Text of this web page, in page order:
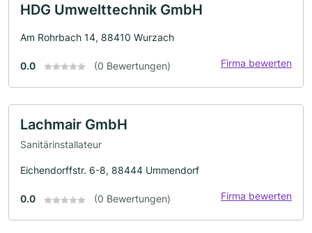
HDG Umwelttechnik GmbH
Am Rohrbach 14, 88410 Wurzach
0.0 (0 Bewertungen) Firma bewerten
Lachmair GmbH
Sanitärinstallateur
Eichendorffstr. 6-8, 88444 Ummendorf
0.0 (0 Bewertungen) Firma bewerten